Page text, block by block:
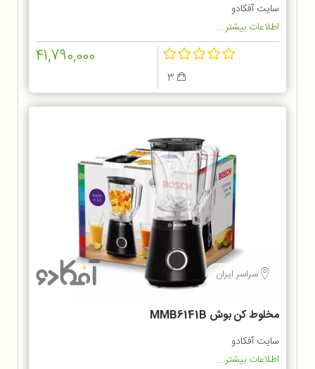
سایت آفکادو
اطلاعات بیشتر...
41,790,000
سراسر ایران
مخلوط کن بوش MMB6141B
سایت آفکادو
اطلاعات بیشتر...